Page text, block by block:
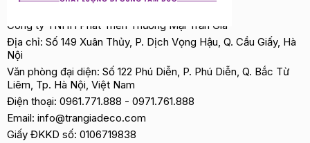
Công ty TNHH Phát Triển Thương Mại Trần Gia
Địa chỉ: Số 149 Xuân Thủy, P. Dịch Vọng Hậu, Q. Cầu Giấy, Hà
Nội
Văn phòng đại diện: Số 122 Phú Diễn, P. Phú Diễn, Q. Bắc Từ
Liêm, Tp. Hà Nội, Việt Nam
Điện thoại: 0961.771.888 - 0971.761.888
Email: info@trangiadeco.com
Giấy ĐKKD số: 0106719838